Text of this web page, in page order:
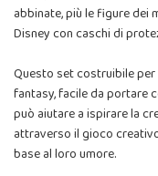
abbinate, più le figure dei
Disney con caschi di
Questo set costruibile
fantasy, facile da portare
può aiutare a ispirare la
attraverso il gioco
base al loro umore.